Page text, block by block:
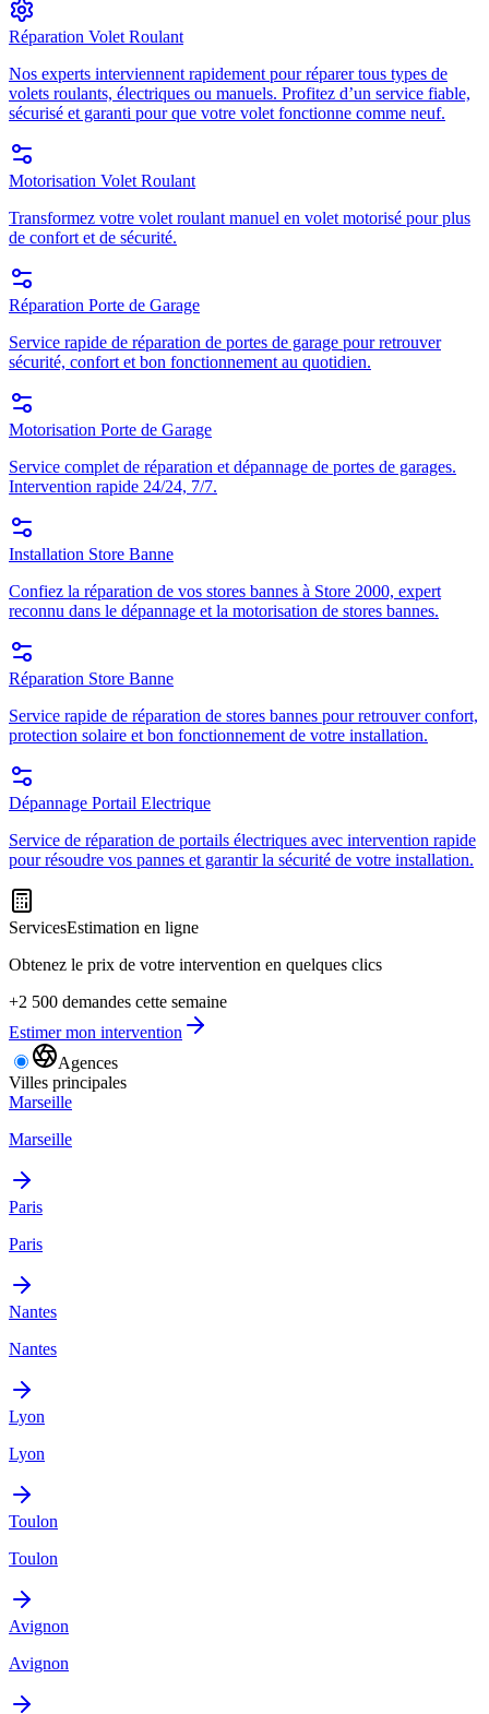
Réparation Volet Roulant
Nos experts interviennent rapidement pour réparer tous types de
volets roulants, électriques ou manuels. Profitez d’un service fiable,
sécurisé et garanti pour que votre volet fonctionne comme neuf.
Motorisation Volet Roulant
Transformez votre volet roulant manuel en volet motorisé pour plus
de confort et de sécurité.
Réparation Porte de Garage
Service rapide de réparation de portes de garage pour retrouver
sécurité, confort et bon fonctionnement au quotidien.
Motorisation Porte de Garage
Service complet de réparation et dépannage de portes de garages.
Intervention rapide 24/24, 7/7.
Installation Store Banne
Confiez la réparation de vos stores bannes à Store 2000, expert
reconnu dans le dépannage et la motorisation de stores bannes.
Réparation Store Banne
Service rapide de réparation de stores bannes pour retrouver confort,
protection solaire et bon fonctionnement de votre installation.
Dépannage Portail Electrique
Service de réparation de portails électriques avec intervention rapide
pour résoudre vos pannes et garantir la sécurité de votre installation.
ServicesEstimation en ligne
Obtenez le prix de votre intervention en quelques clics
+2 500 demandes cette semaine
Estimer mon intervention
Agences
Villes principales
Marseille
Marseille
Paris
Paris
Nantes
Nantes
Lyon
Lyon
Toulon
Toulon
Avignon
Avignon